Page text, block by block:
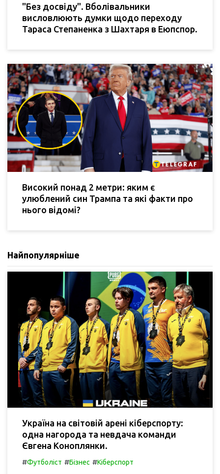
"Без досвіду". Вболівальники
висловлюють думки щодо переходу
Тараса Степаненка з Шахтаря в Еюпспор.
Високий понад 2 метри: яким є
улюблений син Трампа та які факти про
нього відомі?
Найпопулярніше
Україна на світовій арені кіберспорту:
одна нагорода та невдача команди
Євгена Коноплянки.
#Футболіст #Бізнес #Кіберспорт